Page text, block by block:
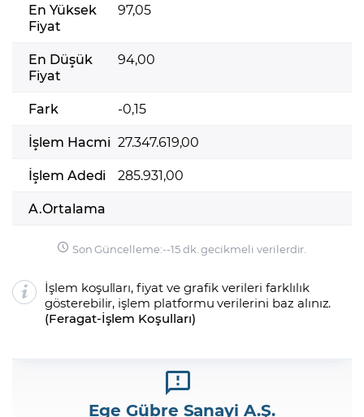
En Yüksek
Fiyat
97,05
En Düşük
Fiyat
94,00
Fark
-0,15
İşlem Hacmi 27.347.619,00
İşlem Adedi
285.931,00
A.Ortalama
Son Güncelleme:--15 dk. gecikmeli verilerdir.
İşlem koşulları, fiyat ve grafik verileri farklılık
gösterebilir, işlem platformu verilerini baz alınız.
(Feragat-İşlem Koşulları)
Ege Gübre Sanayi A.Ş.